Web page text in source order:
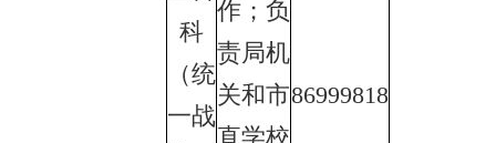
科
（统
一战
作；负
责局机
关和市
直学校
86999818